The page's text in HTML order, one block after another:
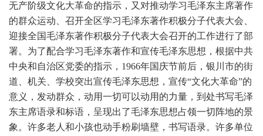
无产阶级文化大革命的指示，又对推动学习毛泽东主席著作
的群众运动、召开全区学习毛泽东著作积极分子代表大会、
迎接全国毛泽东著作积极分子代表大会召开的工作进行了部
署。为了配合学习毛泽东著作和宣传毛泽东思想，根据中共
中央和自治区党委的指示，1966年国庆节前后，银川市的街
道、机关、学校突出宣传毛泽东思想，宣传“文化大革命”的
意义，发动群众，动用一切可以动用的力量，到处书写毛泽
东主席语录和标语，呈现出了毛泽东思想占领一切阵地的景
象。许多老人和小孩也动手粉刷墙壁，书写语录。许多单位